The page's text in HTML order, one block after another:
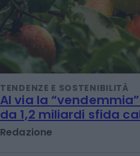
TENDENZE E SOSTENIBILITÀ
Al via la
da 1,2 miliardi sfida
Redazione